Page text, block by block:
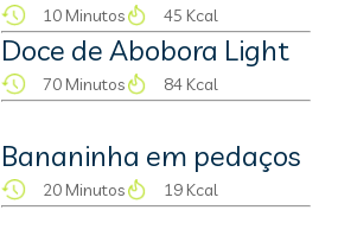
10 Minutos 45 Kcal
Doce de Abobora Light
70 Minutos 84 Kcal
Bananinha em pedaços
20 Minutos 19 Kcal